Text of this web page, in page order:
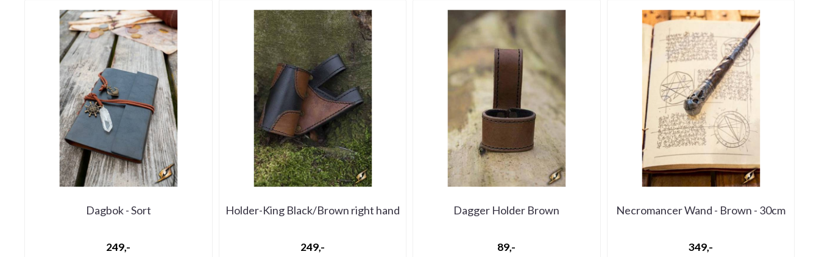
Dagbok - Sort
249,-
Holder-King Black/Brown right hand
249,-
Dagger Holder Brown
89,-
Necromancer Wand - Brown - 30cm
349,-